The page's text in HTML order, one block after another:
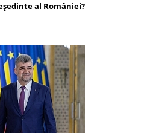
al României?